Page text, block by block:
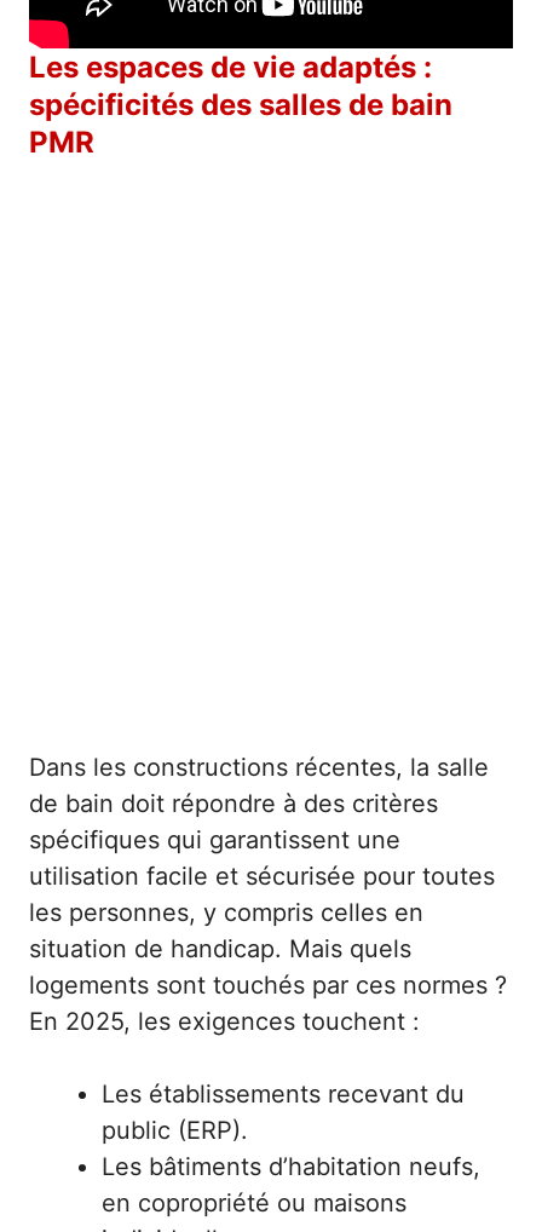
Les espaces de vie adaptés :
spécificités des salles de bain
PMR
Dans les constructions récentes, la salle
de bain doit répondre à des critères
spécifiques qui garantissent une
utilisation facile et sécurisée pour toutes
les personnes, y compris celles en
situation de handicap. Mais quels
logements sont touchés par ces normes ?
En 2025, les exigences touchent :
Les établissements recevant du
public (ERP).
Les bâtiments d’habitation neufs,
en copropriété ou maisons